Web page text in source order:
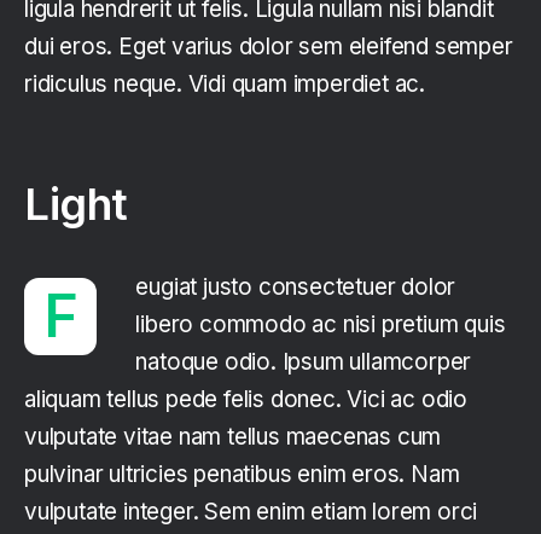
ligula hendrerit ut felis. Ligula nullam nisi blandit
dui eros. Eget varius dolor sem eleifend semper
ridiculus neque. Vidi quam imperdiet ac.
Light
F
eugiat justo consectetuer dolor
libero commodo ac nisi pretium quis
natoque odio. Ipsum ullamcorper
aliquam tellus pede felis donec. Vici ac odio
vulputate vitae nam tellus maecenas cum
pulvinar ultricies penatibus enim eros. Nam
vulputate integer. Sem enim etiam lorem orci